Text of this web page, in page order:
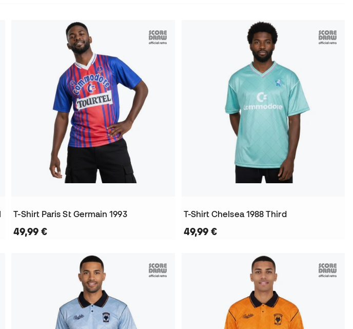
T-Shirt Paris St Germain 1993
49,99 €
T-Shirt Chelsea 1988 Third
49,99 €